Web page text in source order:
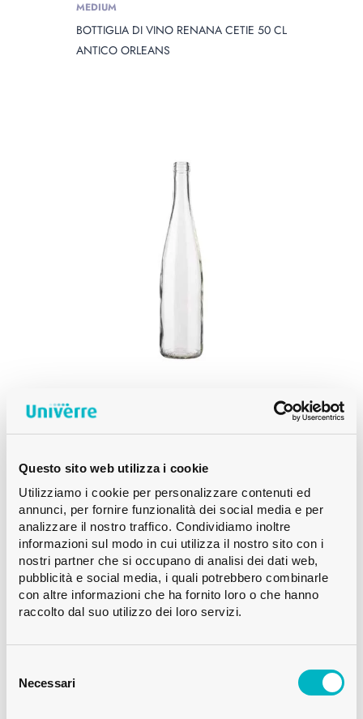
Questo sito web utilizza i cookie
Utilizziamo i cookie per personalizzare contenuti ed
annunci, per fornire funzionalità dei social media e per
analizzare il nostro traffico. Condividiamo inoltre
informazioni sul modo in cui utilizza il nostro sito con i
nostri partner che si occupano di analisi dei dati web,
pubblicità e social media, i quali potrebbero combinarle
con altre informazioni che ha fornito loro o che hanno
raccolto dal suo utilizzo dei loro servizi.
delNecessari
MEDIUM
BOTTIGLIA DI VINO RENANA CETIE 50 CL
ANTICO ORLEANS
MEDIUM
BIANCO MEDIUM